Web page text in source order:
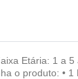
Etária: 1 a
o produto: •